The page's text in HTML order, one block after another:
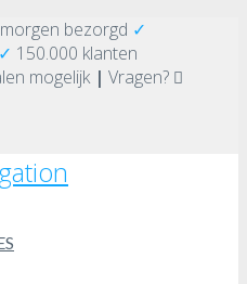
bezorgd ✓
✓ 150.000 klanten
mogelijk | Vragen?